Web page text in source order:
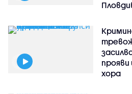
прояви
хора